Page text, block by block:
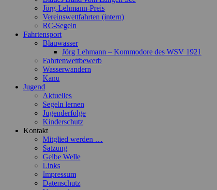
Jörg-Lehmann-Preis
Vereinswettfahrten (intern)
RC-Segeln
Fahrtensport
Blauwasser
Jörg Lehmann – Kommodore des WSV 1921
Fahrtenwettbewerb
Wasserwandern
Kanu
Jugend
Aktuelles
Segeln lernen
Jugenderfolge
Kinderschutz
Kontakt
Mitglied werden …
Satzung
Gelbe Welle
Links
Impressum
Datenschutz